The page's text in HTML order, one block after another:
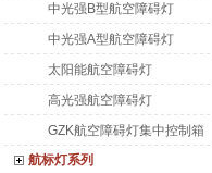
中光强B型航空障碍灯
中光强A型航空障碍灯
太阳能航空障碍灯
高光强航空障碍灯
GZK航空障碍灯集中控制箱
航标灯系列